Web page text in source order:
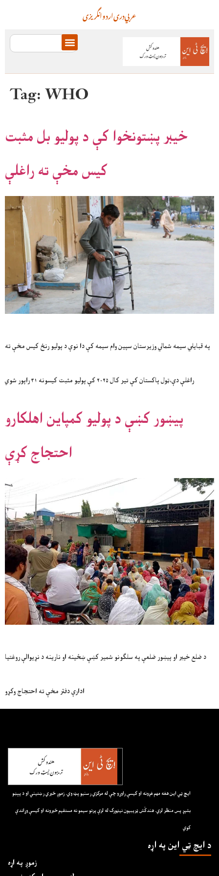
انگریزیاردودریعربي
Tag:WHO
خیبر پښتونخوا کې د پولیو بل مثبت
کیس مخې ته راغلې
په قبایلي سیمه شمالي وزیرستان سپین وام سیمه کې دا نوې د پولیو رنځ کیس مخې ته
راغلې دې،ټول پاکستان کې تیر کال ۲۰۲۵ کې پولیو مثبت کیسونه ۳۱ راپور شوي
پیښور کښې د پولیو کمپاین اهلکارو
احتجاج کړې
د ضلع خیبر او پیښور ضلعې په سلګونو شمیر کښې ښځینه او نارینه د نړیوالې روغتیا
ادارې دفتر مخې ته احتجاج وکړو
ايچ ټي اين هغه مهم غږونه او کيسې راوړو چې له مرکزي رسنيو پټ وي. زموږ خبري رښتيني او د پېښو
بشپړ پس منظر لري. هندکُش ټريبيون نيټورک له لرې پرتو سيمو نه مستقيم خبرونه او کيسې وړاندې
کوي
د ايچ ټي اين په اړه
زموږ په اړه